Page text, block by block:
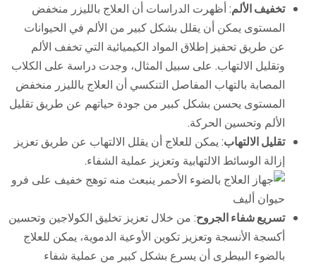
تخفيف الألم: أظهرت الدراسات أن العلاج بالليزر منخفض
المستوى يمكن أن يقلل بشكل كبير من الألم في الحيوانات
عن طريق تحفيز إطلاق المواد الكيميائية التي تخفف الألم
وتقليل الالتهاب. على سبيل المثال، وجدت دراسة على الكلاب
المصابة بالتهاب المفاصل التنكسي أن العلاج بالليزر منخفض
المستوى يحسن بشكل كبير من جودة حياتهم عن طريق تقليل
الألم وتحسين الحركة.
تقليل الالتهاب: يمكن للعلاج أن يقلل الالتهاب عن طريق تعزيز
إزالة الوسائط الالتهابية وتعزيز عملية الشفاء.
تسريع شفاء الجروح: من خلال تعزيز تخليق الكولاجين وتحسين
أكسجة الأنسجة وتعزيز تكوين الأوعية الدموية، يمكن للعلاج
بالضوء البيطرى أن يسرع بشكل كبير من عملية شفاء